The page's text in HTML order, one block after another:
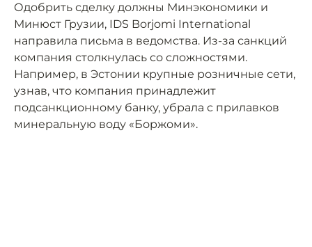
Одобрить сделку должны Минэкономики и
Минюст Грузии, IDS Borjomi International
направила письма в ведомства. Из-за санкций
компания столкнулась со сложностями.
Например, в Эстонии крупные розничные сети,
узнав, что компания принадлежит
подсанкционному банку, убрала с прилавков
минеральную воду «Боржоми».